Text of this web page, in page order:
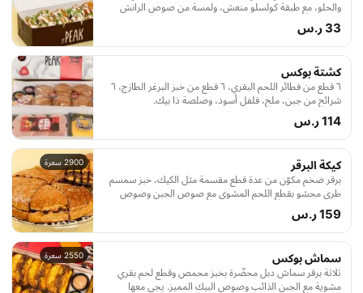
والحلو، مع طبقة كولسلو منعش، ولمسة من صوص الرانش
الغني وحلقات البصل
33 ر.س
كشتة بوكس
٦ قطع من فطائر اللحم البقري، ٦ قطع من خبز البرغر الطازج، ٦
شرائح من جبن، ملح، فلفل أسود، وصلصة ذا بيك.
114 ر.س
2900 سعرة كيكة البرقر
برقر ضخم مكوّن من عدة قطع مقسمة مثل الكيك، خبز سمسم
طري محشو بقطع اللحم المشوي مع صوص الجبن وصوص
البيك الغني، ومزين بخطوط صوص الباربكيو. مثالي للمشاركة مع
الأصدقاء ويجمع بين طعم البرقر الكلاسيكي وتقديم مميز على
159 ر.س
2550 سعرة سماش بوكس
ثلاثة برقر سماش دبل محضّرة بخبز محمص وقطع لحم بقري
مشوية مع الجبن الذائب وصوص البيك المميز. يجي معها